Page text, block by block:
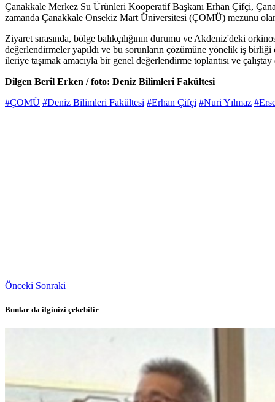
Çanakkale Merkez Su Ürünleri Kooperatif Başkanı Erhan Çifçi,
zamanda Çanakkale Onsekiz Mart Üniversitesi (ÇOMÜ) mezunu
Ziyaret sırasında, bölge balıkçılığının durumu ve Akdeniz'deki
değerlendirmeler yapıldı ve bu sorunların çözümüne yönelik iş
ileriye taşımak amacıyla bir genel değerlendirme toplantısı ve
Dilgen Beril Erken / foto: Deniz Bilimleri Fakültesi
#ÇOMÜ #Deniz Bilimleri Fakültesi #Erhan Çifçi #Nuri Yılmaz
Önceki Sonraki
Bunlar da ilginizi çekebilir